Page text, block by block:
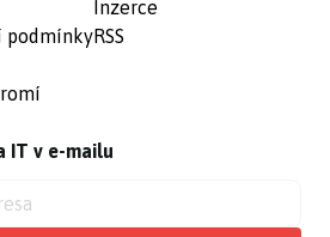
podmínky
Inzerce
RSS
IT v e-mailu